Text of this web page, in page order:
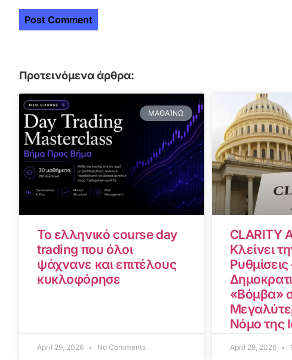
Προτεινόμενα άρθρα:
ΜΑΘΑΊΝΩ
Το ελληνικό course day
trading που όλοι
ψάχνανε και επιτέλους
κυκλοφόρησε
April 29, 2026 No Comments
CLARITY
Κλείνει
Ρυθμίσεις
«Βόμβα»
Νόμο της
April 28, 2026